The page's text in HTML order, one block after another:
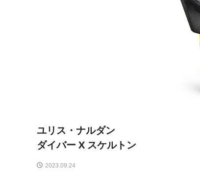
ユリス・ナルダン
ダイバー X スケルトン
2023.09.24